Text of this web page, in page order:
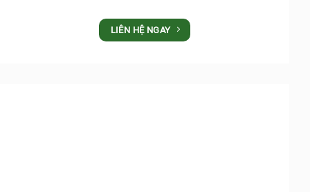
LIÊN HỆ NGAY